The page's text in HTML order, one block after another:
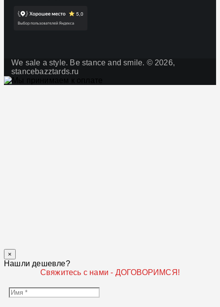
We sale a style. Be stance and smile. © 2026,
stancebazztards.ru
×
Нашли дешевле?
Свяжитесь с нами - ДОГОВОРИМСЯ!